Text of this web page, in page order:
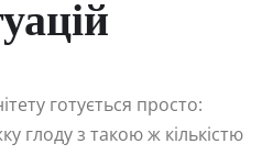
готується просто:
глоду з такою ж кількістю